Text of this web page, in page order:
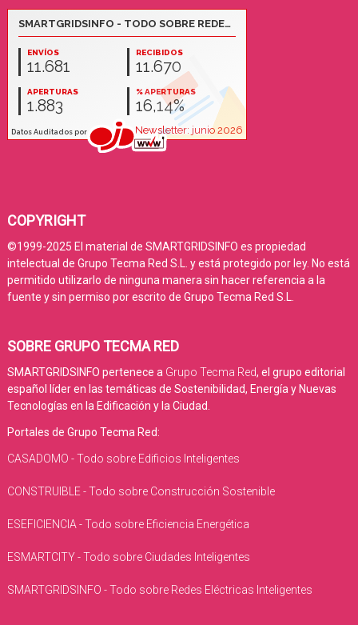
COPYRIGHT
©1999-2025 El material de SMARTGRIDSINFO es propiedad
intelectual de Grupo Tecma Red S.L. y está protegido por ley. No está
permitido utilizarlo de ninguna manera sin hacer referencia a la
fuente y sin permiso por escrito de Grupo Tecma Red S.L.
SOBRE GRUPO TECMA RED
SMARTGRIDSINFO pertenece a Grupo Tecma Red, el grupo editorial
español líder en las temáticas de Sostenibilidad, Energía y Nuevas
Tecnologías en la Edificación y la Ciudad.
Portales de Grupo Tecma Red:
CASADOMO - Todo sobre Edificios Inteligentes
CONSTRUIBLE - Todo sobre Construcción Sostenible
ESEFICIENCIA - Todo sobre Eficiencia Energética
ESMARTCITY - Todo sobre Ciudades Inteligentes
SMARTGRIDSINFO - Todo sobre Redes Eléctricas Inteligentes